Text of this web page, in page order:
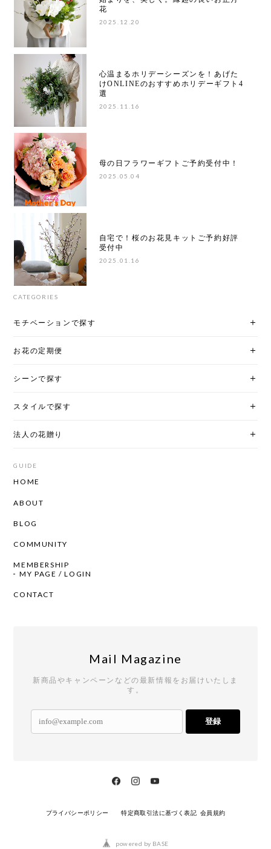
花
2025.12.20
心温まるホリデーシーズンを！あげた
けONLINEのおすすめホリデーギフト4
選
2025.11.16
母の日フラワーギフトご予約受付中！
2025.05.04
自宅で！桜のお花見キットご予約好評
受付中
2025.01.16
CATEGORIES
モチベーションで探す
お花の定期便
シーンで探す
スタイルで探す
法人の花贈り
GUIDE
HOME
ABOUT
BLOG
COMMUNITY
MEMBERSHIP
MY PAGE / LOGIN
CONTACT
Mail Magazine
新商品やキャンペーンなどの最新情報をお届けいたしま
す。
登録
プライバシーポリシー 特定商取引法に基づく表記 会員規約
powered by BASE